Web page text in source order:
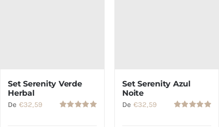
Set Serenity Verde
Herbal
De €32,59
Set Serenity Azul
Noite
De €32,59